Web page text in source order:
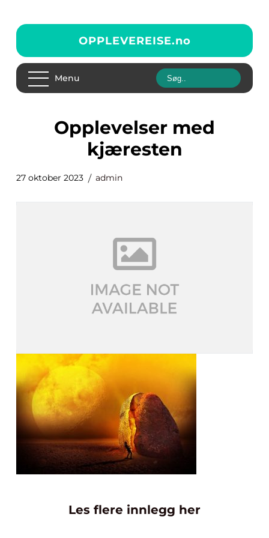
OPPLEVEREISE.no
Menu
opplevelser med
kjæresten
27 oktober 2023 admin
Les flere innlegg her